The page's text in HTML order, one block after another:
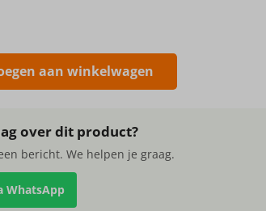
aan winkelwagen
over dit product?
bericht. We helpen je graag.
WhatsApp